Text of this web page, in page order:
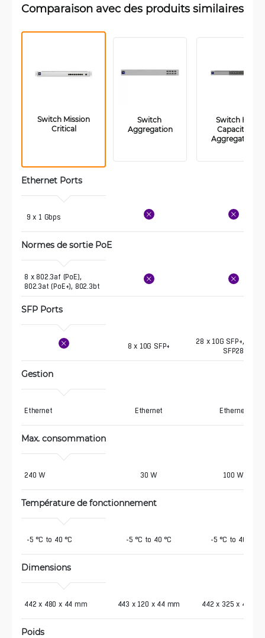
Comparaison avec des produits similaires
Critical
Switch
Aggregation
Capacity
Aggregation
Ethernet Ports
9 x 1 Gbps
Normes de sortie PoE
8 x 802.3af (PoE),
802.3at (PoE+), 802.3bt
SFP Ports
8 x 10G SFP+
28 x 10G SFP+, 4 x
SFP28
Gestion
Ethernet Ethernet Ethernet
Max. consommation
240 W 30 W 100 W
Température de fonctionnement
-5 °C to 40 °C -5 °C to 40 °C -5 °C to 40 °C
Dimensions
442 x 480 x 44 mm 443 x 120 x 44 mm 442 x 325 x 44 mm
Poids